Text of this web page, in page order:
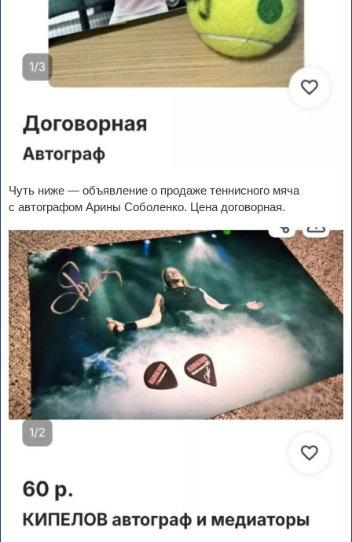
Чуть ниже — объявление о продаже теннисного мяча
с автографом Арины Соболенко. Цена договорная.